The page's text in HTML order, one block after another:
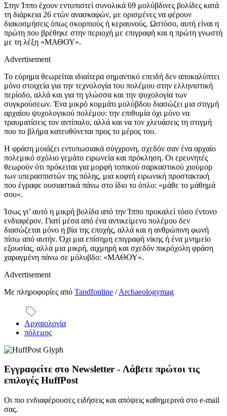
Στην Ίππο έχουν εντοπιστεί συνολικά 69 μολύβδινες βολίδες κατά
τη διάρκεια 26 ετών ανασκαφών, με ορισμένες να φέρουν
διακοσμήσεις όπως σκορπιούς ή κεραυνούς. Ωστόσο, αυτή είναι η
πρώτη που βρέθηκε στην περιοχή με επιγραφή και η πρώτη γνωστή
με τη λέξη «ΜΑΘΟΥ».
Advertisement
Το εύρημα θεωρείται ιδιαίτερα σημαντικό επειδή δεν αποκαλύπτει
μόνο στοιχεία για την τεχνολογία του πολέμου στην ελληνιστική
περίοδο, αλλά και για τη γλώσσα και την ψυχολογία των
συγκρούσεων. Ένα μικρό κομμάτι μολύβδου διασώζει μια στιγμή
αρχαίου ψυχολογικού πολέμου: την επιθυμία όχι μόνο να
τραυματίσεις τον αντίπαλο, αλλά και να τον χλευάσεις τη στιγμή
που το βλήμα κατευθύνεται προς το μέρος του.
Η φράση μοιάζει εντυπωσιακά σύγχρονη, σχεδόν σαν ένα αρχαίο
πολεμικό σχόλιο γεμάτο ειρωνεία και πρόκληση. Οι ερευνητές
θεωρούν ότι πρόκειται για μορφή τοπικού σαρκαστικού χιούμορ
των υπερασπιστών της πόλης, μια κοφτή ειρωνική προστακτική
που έγραφε ουσιαστικά πάνω στο ίδιο το όπλο: «μάθε το μάθημά
σου».
Ίσως γι’ αυτό η μικρή βολίδα από την Ίππο προκαλεί τόσο έντονο
ενδιαφέρον. Γιατί μέσα από ένα αντικείμενο πολέμου δεν
διασώζεται μόνο η βία της εποχής, αλλά και η ανθρώπινη φωνή
πίσω από αυτήν. Όχι μια επίσημη επιγραφή νίκης ή ένα μνημείο
εξουσίας, αλλά μια μικρή, αιχμηρή και σχεδόν πικρόχολη φράση
χαραγμένη πάνω σε μόλυβδο: «ΜΑΘΟΥ».
Advertisement
Με πληροφορίες από Tandfonline /Archaeologymag
Αρχαιολογία
πόλεμος
Εγγραφείτε στο Newsletter - Λάβετε πρώτοι τις
επιλογές HuffPost
Οι πιο ενδιαφέρουσες ειδήσεις και απόψεις καθημερινά στο e-mail
σας.